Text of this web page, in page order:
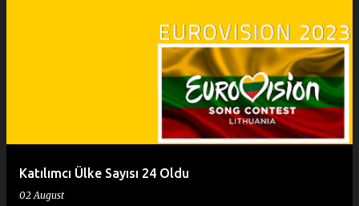
Katılımcı Ülke Sayısı 24 Oldu
02 August